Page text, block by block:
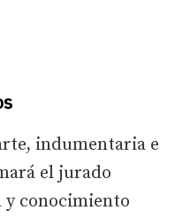
indumentaria e
el jurado
y conocimiento